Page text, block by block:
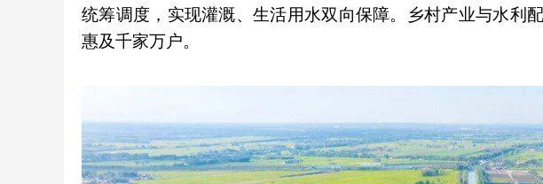
统筹调度，实现灌溉、生活用水双向保障。乡村产业与水利
惠及千家万户。